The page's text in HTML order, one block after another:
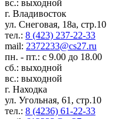
вс.: выходной
г. Владивосток
ул. Снеговая, 18а, стр.10
тел.: 8 (423) 237-22-33
mail: 2372233@cs27.ru
пн. - пт.: с 9.00 до 18.00
сб.: выходной
вс.: выходной
г. Находка
ул. Угольная, 61, стр.10
тел.: 8 (4236) 61-22-33